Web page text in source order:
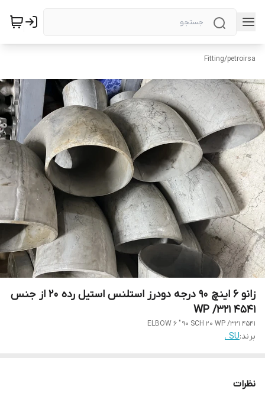
petroirsa
/
Fitting
زانو 6 اینچ 90 درجه دودرز استلنس استیل رده 20 از جنس
WP /321 4541
ELBOW 6 " 90 SCH 20 WP /321 4541
برند:SU .
نظرات